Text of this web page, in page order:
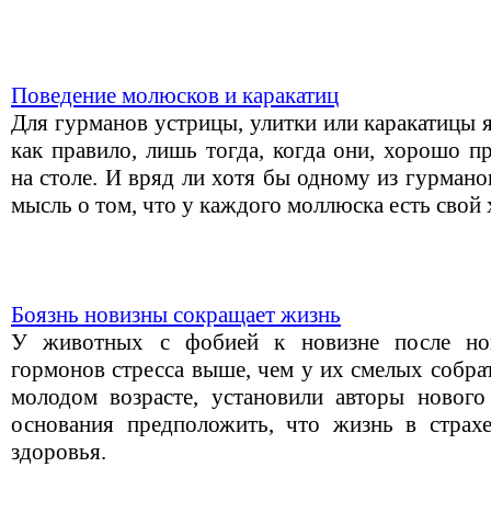
Поведение молюсков и каракатиц
Для гурманов устрицы, улитки или
как правило, лишь тогда, когда они, хорошо
на столе. И вряд ли хотя бы одному из
мысль о том, что у каждого моллюска есть свой
Боязнь новизны сокращает жизнь
У животных с фобией к новизне после
гормонов стресса выше, чем у их смелых
молодом возрасте, установили авторы
основания предположить, что жизнь в
здоровья.